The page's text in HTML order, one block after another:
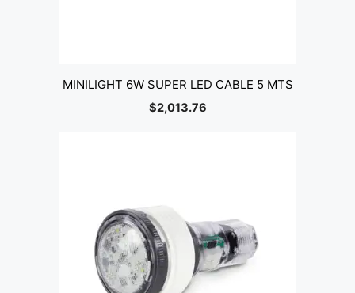
MINILIGHT 6W SUPER LED CABLE 5 MTS
$2,013.76